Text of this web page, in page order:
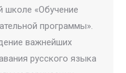
школе «Обучение
программы».
важнейших
русского языка